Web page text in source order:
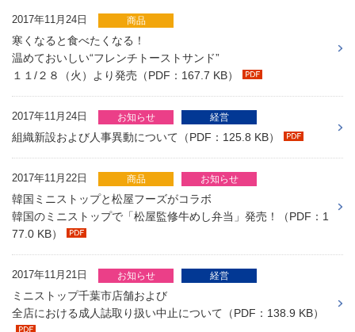
2017年11月24日 商品
寒くなると食べたくなる！
温めておいしい“フレンチトーストサンド”
１１/２８（火）より発売（PDF：167.7 KB）
2017年11月24日 お知らせ 経営
組織新設および人事異動について（PDF：125.8 KB）
2017年11月22日 商品 お知らせ
韓国ミニストップと松屋フーズがコラボ
韓国のミニストップで「松屋監修牛めし弁当」発売！（PDF：1
77.0 KB）
2017年11月21日 お知らせ 経営
ミニストップ千葉市店舗および
全店における成人誌取り扱い中止について（PDF：138.9 KB）